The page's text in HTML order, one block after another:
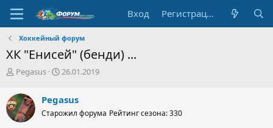
Вход Регистрация
Хоккейный форум
ХК "Енисей" (бенди) ...
А
т
о
р
т
Pegasus
Д
а
н
26.01.2019
Pegasus
Старожил форума Рейтинг сезона: 330